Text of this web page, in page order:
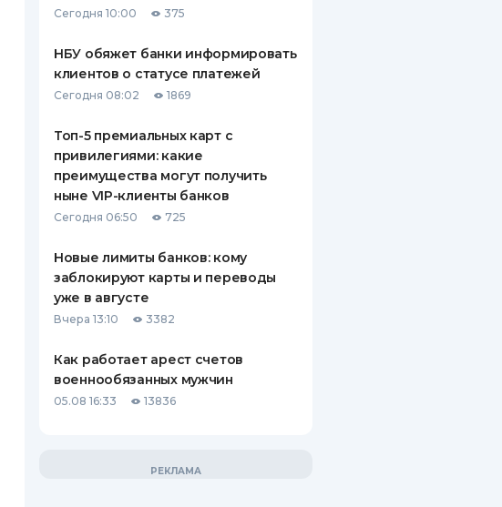
СТРАХОВАНИЮ
ВСЕ СТРАХОВЫЕ ПОЛИСЫ
ОТЗЫВЫ О СТРАХОВЫХ
КОМПАНИЯХ
Сегодня 10:00 375
НБУ обяжет банки информировать
клиентов о статусе платежей
Сегодня 08:02 1869
Топ-5 премиальных карт с
привилегиями: какие
преимущества могут получить
ныне VIP-клиенты банков
Сегодня 06:50 725
Новые лимиты банков: кому
заблокируют карты и переводы
уже в августе
Вчера 13:10 3382
Как работает арест счетов
военнообязанных мужчин
05.08 16:33 13836